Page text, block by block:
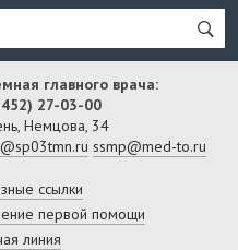
главного врача:
27-03-00
Немцова, 34
ssmp@med-to.ru
ссылки
первой помощи
линия